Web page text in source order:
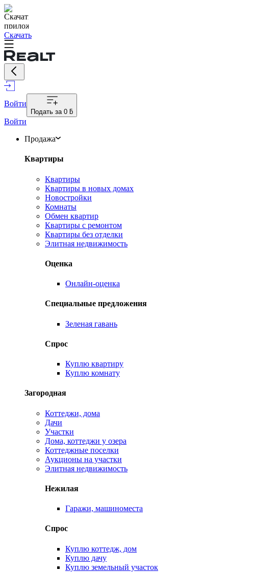
Скачать
Войти
Подать за 0 ƃ
Войти
Продажа
Квартиры
Квартиры
Квартиры в новых домах
Новостройки
Комнаты
Обмен квартир
Квартиры с ремонтом
Квартиры без отделки
Элитная недвижимость
Оценка
Онлайн-оценка
Специальные предложения
Зеленая гавань
Спрос
Куплю квартиру
Куплю комнату
Загородная
Коттеджи, дома
Дачи
Участки
Дома, коттеджи у озера
Коттеджные поселки
Аукционы на участки
Элитная недвижимость
Нежилая
Гаражи, машиноместа
Спрос
Куплю коттедж, дом
Куплю дачу
Куплю земельный участок